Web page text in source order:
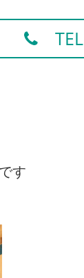
TEL
す